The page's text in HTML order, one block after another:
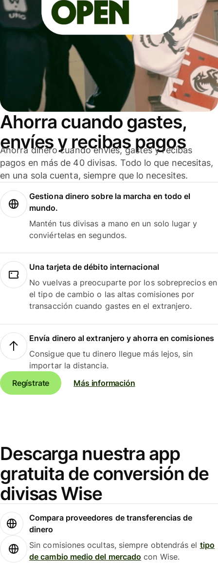
Ahorra cuando gastes,
envíes y recibas pagos
Ahorra dinero cuando envíes, gastes y recibas
pagos en más de 40 divisas. Todo lo que necesitas,
en una sola cuenta, siempre que lo necesites.
Gestiona dinero sobre la marcha en todo el
mundo.
Mantén tus divisas a mano en un solo lugar y
conviértelas en segundos.
Una tarjeta de débito internacional
No vuelvas a preocuparte por los sobreprecios en
el tipo de cambio o las altas comisiones por
transacción cuando gastes en el extranjero.
Envía dinero al extranjero y ahorra en comisiones
Consigue que tu dinero llegue más lejos, sin
importar la distancia.
Regístrate
Más información
Descarga nuestra app
gratuita de conversión de
divisas Wise
Compara proveedores de transferencias de
dinero
Sin comisiones ocultas, siempre obtendrás el tipo
de cambio medio del mercado con Wise.